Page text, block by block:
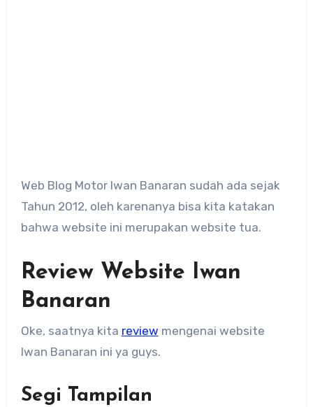
Web Blog Motor Iwan Banaran sudah ada sejak
Tahun 2012, oleh karenanya bisa kita katakan
bahwa website ini merupakan website tua.
Review Website Iwan
Banaran
Oke, saatnya kita review mengenai website
Iwan Banaran ini ya guys.
Segi Tampilan